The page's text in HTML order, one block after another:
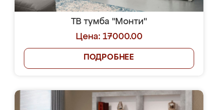
ТВ тумба "Монти"
Цена: 17000.00
ПОДРОБНЕЕ